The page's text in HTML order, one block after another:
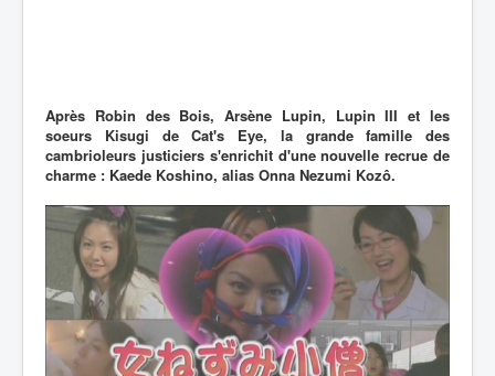
Après Robin des Bois, Arsène Lupin, Lupin III et les
soeurs Kisugi de Cat's Eye, la grande famille des
cambrioleurs justiciers s'enrichit d'une nouvelle recrue de
charme : Kaede Koshino, alias Onna Nezumi Kozô.